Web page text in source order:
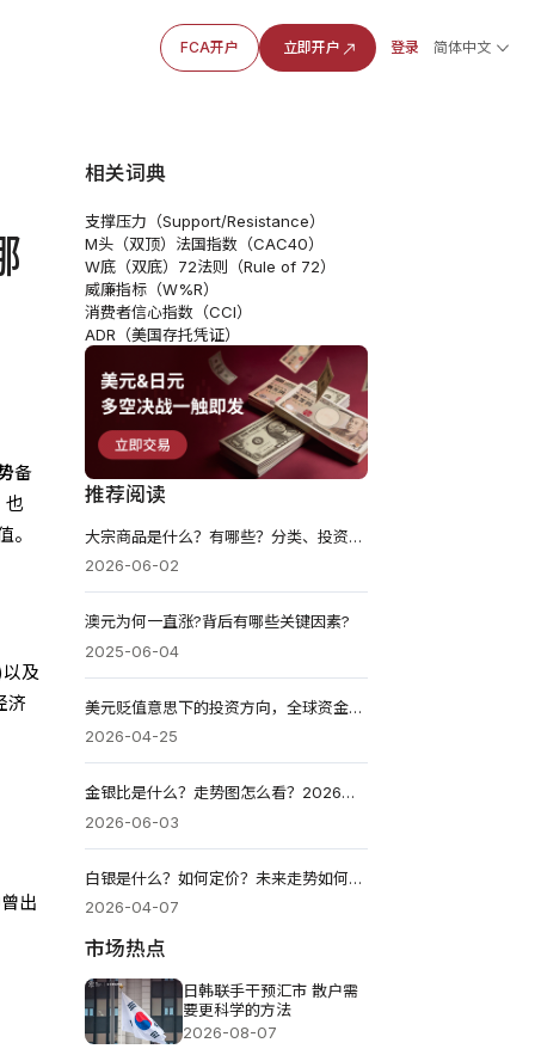
FCA开户 立即开户 登录 简体中文
备
也
。
及
济
出
相关词典
支撑压力（Support/Resistance）
M头（双顶） 法国指数（CAC40）
W底（双底） 72法则（Rule of 72）
威廉指标（W%R）
消费者信心指数（CCI）
ADR（美国存托凭证）
推荐阅读
大宗商品是什么？有哪些？分类、投资与配置全攻略（2026）
2026-06-02
澳元为何一直涨?背后有哪些关键因素?
2025-06-04
美元贬值意思下的投资方向，全球资金如何重新定价?
2026-04-25
金银比是什么？走势图怎么看？2026黄金还是白银更值得买？
2026-06-03
白银是什么？如何定价？未来走势如何？2026值得投资吗？
2026-04-07
市场热点
日韩联手干预汇市 散户需
要更科学的方法
2026-08-07